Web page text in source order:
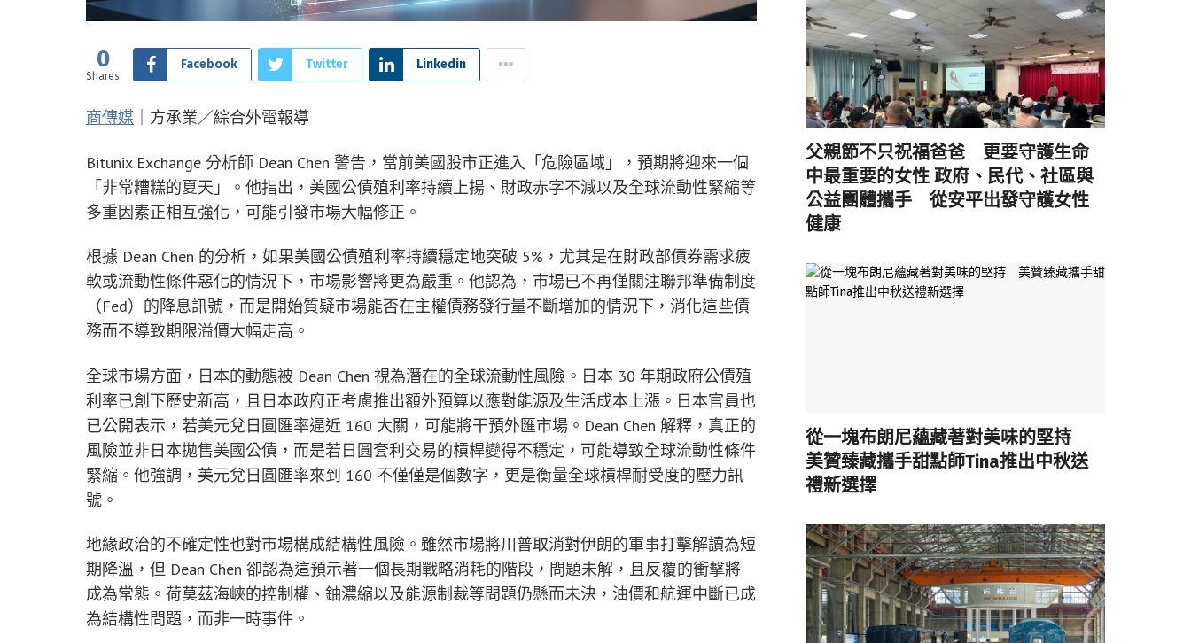
0
Shares
Facebook Twitter Linkedin
商傳媒 ｜方承業／綜合外電報導
Bitunix Exchange 分析師 Dean Chen 警告，當前美國股市正進入「危險區域」，預期將迎來一個
「非常糟糕的夏天」。他指出，美國公債殖利率持續上揚、財政赤字不減以及全球流動性緊縮等
多重因素正相互強化，可能引發市場大幅修正。
根據 Dean Chen 的分析，如果美國公債殖利率持續穩定地突破 5%，尤其是在財政部債券需求疲
軟或流動性條件惡化的情況下，市場影響將更為嚴重。他認為，市場已不再僅關注聯邦準備制度
（Fed）的降息訊號，而是開始質疑市場能否在主權債務發行量不斷增加的情況下，消化這些債
務而不導致期限溢價大幅走高。
全球市場方面，日本的動態被 Dean Chen 視為潛在的全球流動性風險。日本 30 年期政府公債殖
利率已創下歷史新高，且日本政府正考慮推出額外預算以應對能源及生活成本上漲。日本官員也
已公開表示，若美元兌日圓匯率逼近 160 大關，可能將干預外匯市場。Dean Chen 解釋，真正的
風險並非日本拋售美國公債，而是若日圓套利交易的槓桿變得不穩定，可能導致全球流動性條件
緊縮。他強調，美元兌日圓匯率來到 160 不僅僅是個數字，更是衡量全球槓桿耐受度的壓力訊
號。
地緣政治的不確定性也對市場構成結構性風險。雖然市場將川普取消對伊朗的軍事打擊解讀為短
期降溫，但 Dean Chen 卻認為這預示著一個長期戰略消耗的階段，問題未解，且反覆的衝擊將
成為常態。荷莫茲海峽的控制權、鈾濃縮以及能源制裁等問題仍懸而未決，油價和航運中斷已成
為結構性問題，而非一時事件。
父親節不只祝福爸爸 更要守護生命
中最重要的女性 政府、民代、社區與
公益團體攜手 從安平出發守護女性
健康
從一塊布朗尼蘊藏著對美味的堅持
美贊臻藏攜手甜點師Tina推出中秋送
禮新選擇